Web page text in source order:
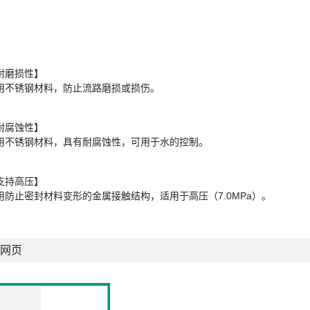
磨损性】
不锈钢材料，防止流路磨损或损伤。
腐蚀性】
不锈钢材料，具有耐腐蚀性，可用于水的控制。
持高压】
防止密封材料变形的金属接触结构，适用于高压（7.0MPa）。
页